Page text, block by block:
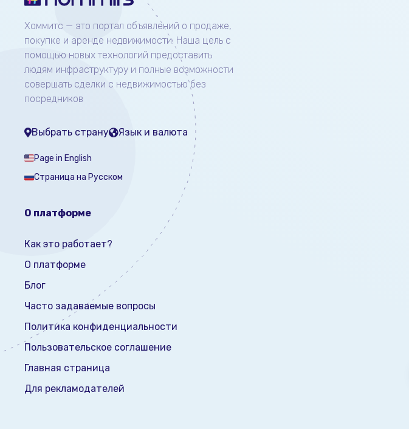
Хоммитс — это портал объявлений о продаже,
покупке и аренде недвижимости. Наша цель с
помощью новых технологий предоставить
людям инфраструктуру и полные возможности
совершать сделки с недвижимостью без
посредников
Выбрать страну Язык и валюта
Page in English
Страница на Русском
О платформе
Как это работает?
О платформе
Блог
Часто задаваемые вопросы
Политика конфиденциальности
Пользовательское соглашение
Главная страница
Для рекламодателей